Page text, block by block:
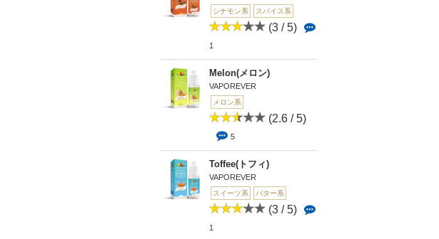
シナモン系 スパイス系
(3 / 5)
1
Melon(メロン)
VAPOREVER
メロン系
(2.6 / 5)
5
Toffee(トフィ)
VAPOREVER
スイーツ系 バター系
(3 / 5)
1